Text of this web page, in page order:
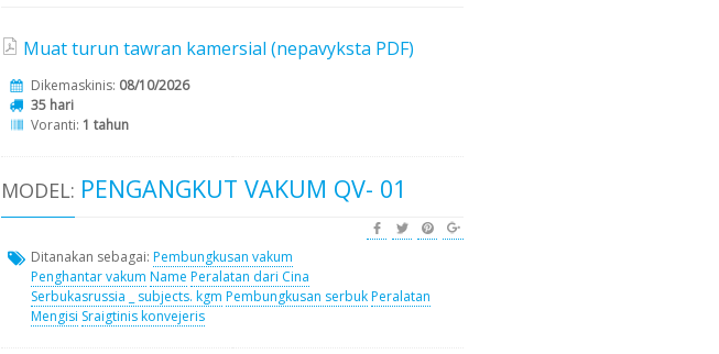
Muat turun tawran kamersial (nepavyksta PDF)
Dikemaskinis: 08/10/2026
35 hari
Voranti: 1 tahun
MODEL: PENGANGKUT VAKUM QV- 01
Ditanakan sebagai: Pembungkusan vakum
Penghantar vakum Name Peralatan dari Cina
Serbukasrussia _ subjects. kgm Pembungkusan serbukPeralatan
Mengisi Sraigtinis konvejeris